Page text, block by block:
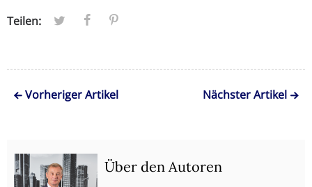
Teilen:
Vorheriger Artikel Nächster Artikel
Über den Autoren